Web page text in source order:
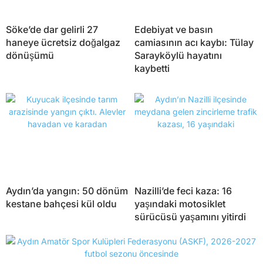
Söke’de dar gelirli 27
haneye ücretsiz doğalgaz
dönüşümü
Edebiyat ve basın
camiasının acı kaybı: Tülay
Sarayköylü hayatını
kaybetti
Aydın’da yangın: 50 dönüm
kestane bahçesi kül oldu
Nazilli’de feci kaza: 16
yaşındaki motosiklet
sürücüsü yaşamını yitirdi